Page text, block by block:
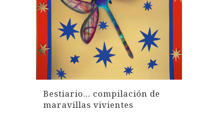
Bestiario… compilación de
maravillas vivientes